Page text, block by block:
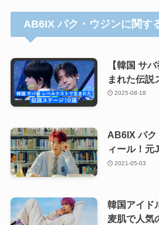
AB6IX パク・ウジンに関す
【韓国 サ
まれた伝説
2025-08-18
AB6IX パク
ィール！元
2021-05-03
韓国アイド
麦肌で人気